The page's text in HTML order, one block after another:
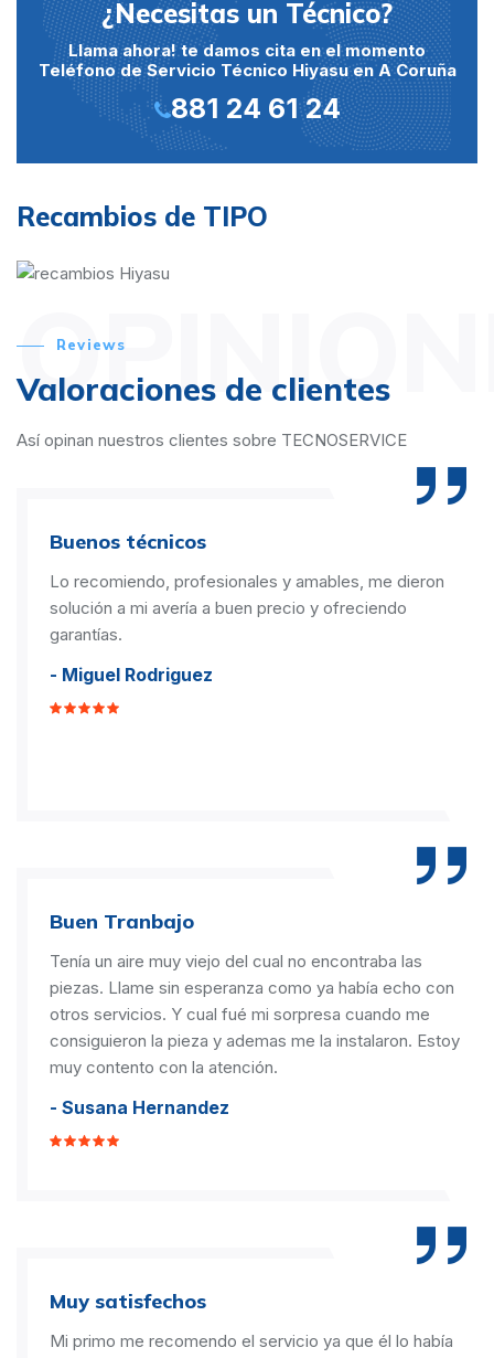
¿Necesitas un Técnico?
Llama ahora! te damos cita en el momento
Teléfono de Servicio Técnico Hiyasu en A Coruña
881 24 61 24
Recambios de TIPO
Reviews
Valoraciones de clientes
Así opinan nuestros clientes sobre TECNOSERVICE
Buenos técnicos
Lo recomiendo, profesionales y amables, me dieron
solución a mi avería a buen precio y ofreciendo
garantías.
- Miguel Rodriguez
Buen Tranbajo
Tenía un aire muy viejo del cual no encontraba las
piezas. Llame sin esperanza como ya había echo con
otros servicios. Y cual fué mi sorpresa cuando me
consiguieron la pieza y ademas me la instalaron. Estoy
muy contento con la atención.
- Susana Hernandez
Muy satisfechos
Mi primo me recomendo el servicio ya que él lo había